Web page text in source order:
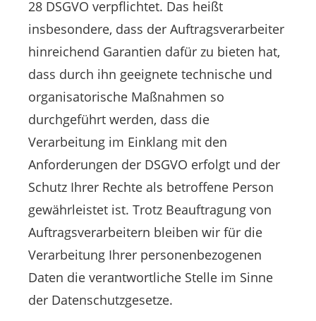
28 DSGVO verpflichtet. Das heißt
insbesondere, dass der Auftragsverarbeiter
hinreichend Garantien dafür zu bieten hat,
dass durch ihn geeignete technische und
organisatorische Maßnahmen so
durchgeführt werden, dass die
Verarbeitung im Einklang mit den
Anforderungen der DSGVO erfolgt und der
Schutz Ihrer Rechte als betroffene Person
gewährleistet ist. Trotz Beauftragung von
Auftragsverarbeitern bleiben wir für die
Verarbeitung Ihrer personenbezogenen
Daten die verantwortliche Stelle im Sinne
der Datenschutzgesetze.